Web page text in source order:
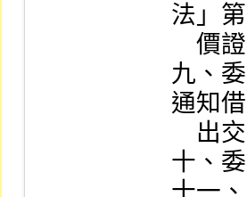
法」
九、
通知
十、
十一